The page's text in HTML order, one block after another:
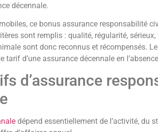
décennale.
ce bonus assurance responsabilité
sont remplis : qualité, régularité,
sont donc reconnus et récompensés.
tarif d’une assurance décennale en
d’assurance
dépend essentiellement de l’activité, du